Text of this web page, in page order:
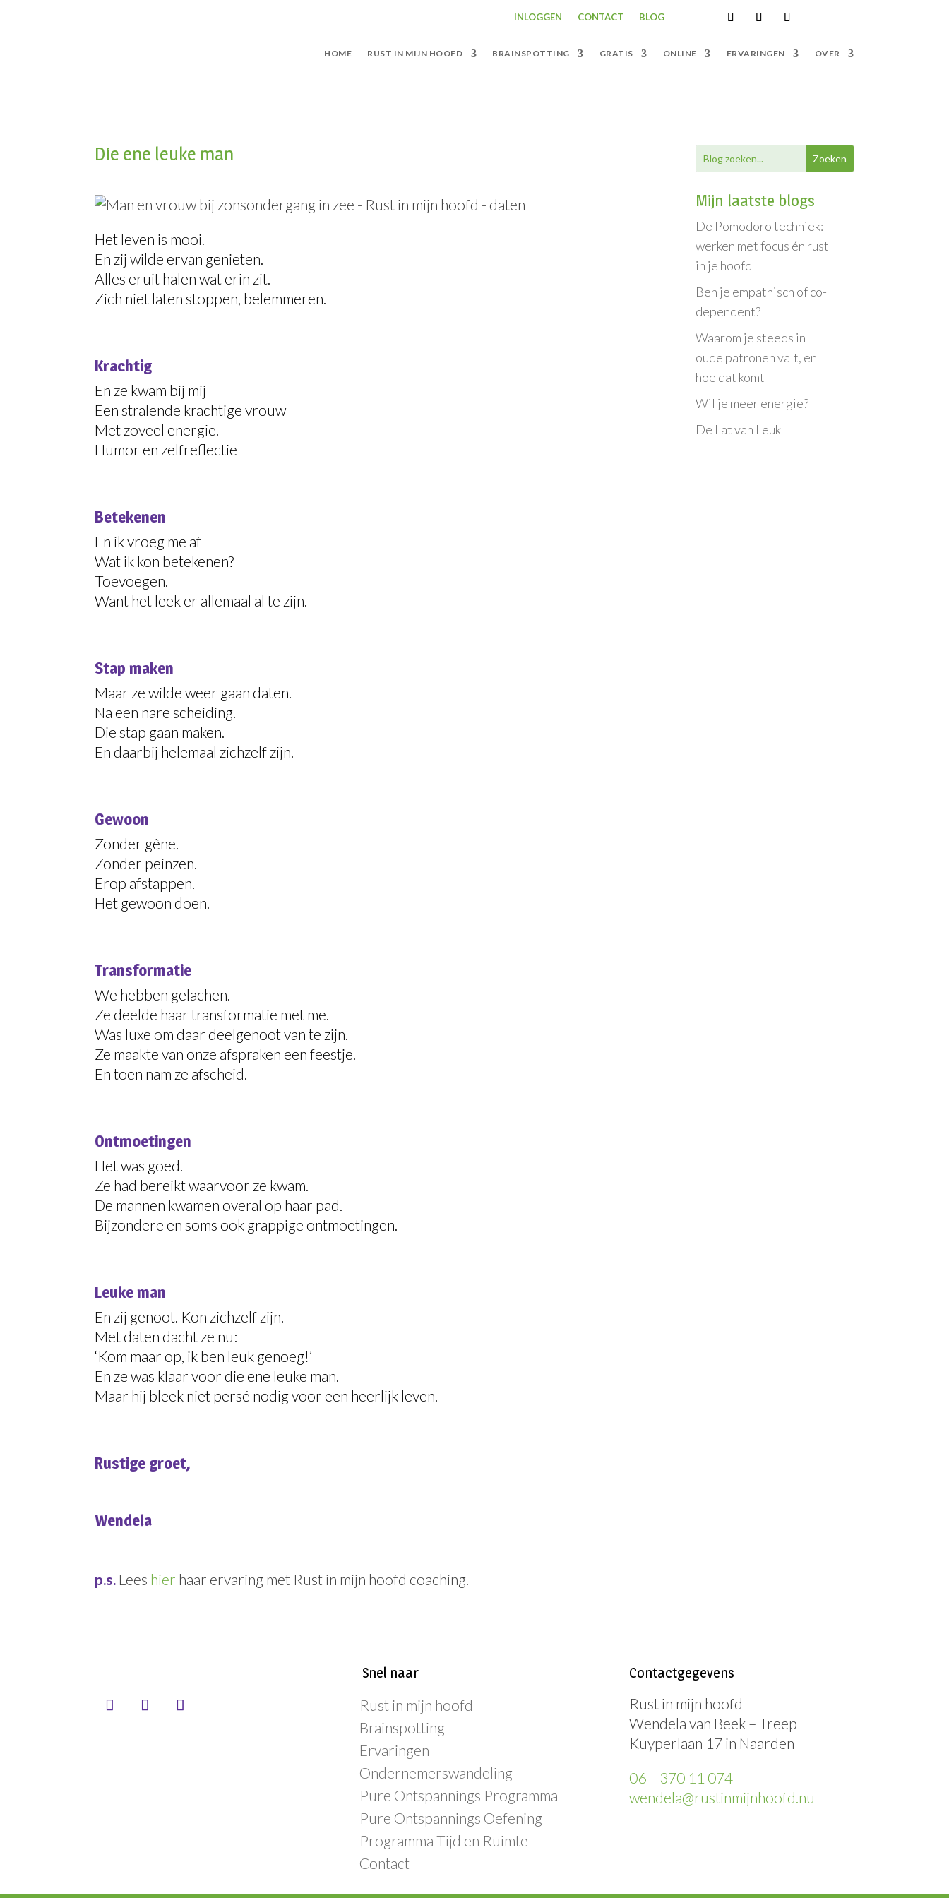
INLOGGEN CONTACT BLOG
HOME RUST IN MIJN HOOFD BRAINSPOTTING GRATIS ONLINE ERVARINGEN OVER
Die ene leuke man
Het leven is mooi.
En zij wilde ervan genieten.
Alles eruit halen wat erin zit.
Zich niet laten stoppen, belemmeren.
Krachtig
En ze kwam bij mij
Een stralende krachtige vrouw
Met zoveel energie.
Humor en zelfreflectie
Betekenen
En ik vroeg me af
Wat ik kon betekenen?
Toevoegen.
Want het leek er allemaal al te zijn.
Stap maken
Maar ze wilde weer gaan daten.
Na een nare scheiding.
Die stap gaan maken.
En daarbij helemaal zichzelf zijn.
Gewoon
Zonder gêne.
Zonder peinzen.
Erop afstappen.
Het gewoon doen.
Transformatie
We hebben gelachen.
Ze deelde haar transformatie met me.
Was luxe om daar deelgenoot van te zijn.
Ze maakte van onze afspraken een feestje.
En toen nam ze afscheid.
Ontmoetingen
Het was goed.
Ze had bereikt waarvoor ze kwam.
De mannen kwamen overal op haar pad.
Bijzondere en soms ook grappige ontmoetingen.
Leuke man
En zij genoot. Kon zichzelf zijn.
Met daten dacht ze nu:
‘Kom maar op, ik ben leuk genoeg!’
En ze was klaar voor die ene leuke man.
Maar hij bleek niet persé nodig voor een heerlijk leven.
Rustige groet,
Wendela
p.s. Lees hier haar ervaring met Rust in mijn hoofd coaching.
Mijn laatste blogs
De Pomodoro techniek:
werken met focus én rust
in je hoofd
Ben je empathisch of co-
dependent?
Waarom je steeds in
oude patronen valt, en
hoe dat komt
Wil je meer energie?
De Lat van Leuk
Snel naar
Rust in mijn hoofd
Brainspotting
Ervaringen
Ondernemerswandeling
Pure Ontspannings Programma
Pure Ontspannings Oefening
Programma Tijd en Ruimte
Contact
Contactgegevens
Rust in mijn hoofd
Wendela van Beek – Treep
Kuyperlaan 17 in Naarden
06 – 370 11 074
wendela@rustinmijnhoofd.nu